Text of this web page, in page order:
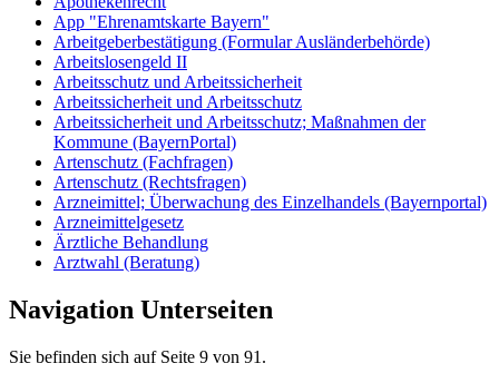
App "Ehrenamtskarte Bayern"
Arbeitgeberbestätigung (Formular Ausländerbehörde)
Arbeitslosengeld II
Arbeitsschutz und Arbeitssicherheit
Arbeitssicherheit und Arbeitsschutz
Arbeitssicherheit und Arbeitsschutz; Maßnahmen der
Kommune (BayernPortal)
Artenschutz (Fachfragen)
Artenschutz (Rechtsfragen)
Arzneimittel; Überwachung des Einzelhandels (Bayernportal)
Arzneimittelgesetz
Ärztliche Behandlung
Arztwahl (Beratung)
Navigation Unterseiten
Sie befinden sich auf Seite 9 von 91.